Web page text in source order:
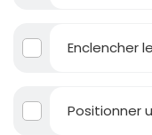
Enclencher
Positionner